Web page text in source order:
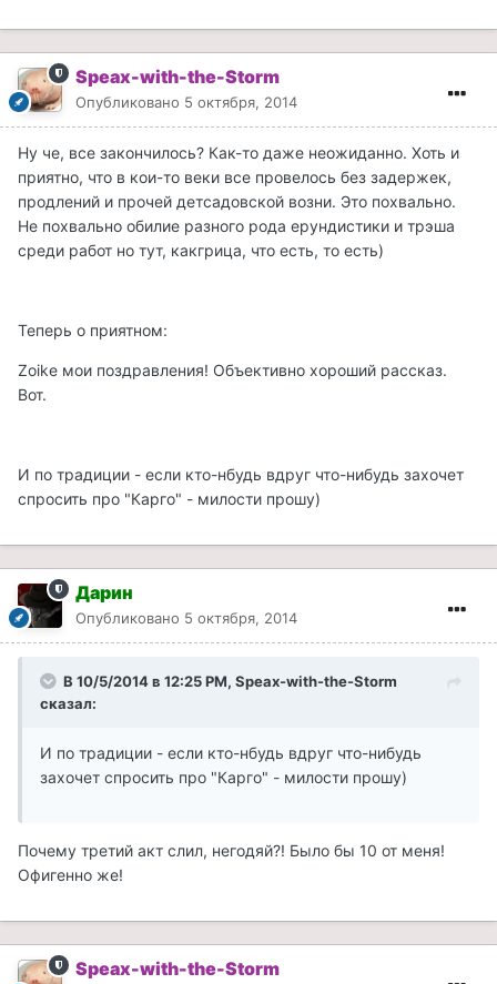
Speax-with-the-Storm
Опубликовано 5 октября, 2014
Ну че, все закончилось? Как-то даже неожиданно. Хоть и
приятно, что в кои-то веки все провелось без задержек,
продлений и прочей детсадовской возни. Это похвально.
Не похвально обилие разного рода ерундистики и трэша
среди работ но тут, какгрица, что есть, то есть)
Теперь о приятном:
Zoike мои поздравления! Объективно хороший рассказ.
Вот.
И по традиции - если кто-нбудь вдруг что-нибудь захочет
спросить про "Карго" - милости прошу)
Дарин
Опубликовано 5 октября, 2014
В 10/5/2014 в 12:25 PM, Speax-with-the-Storm
сказал:
И по традиции - если кто-нбудь вдруг что-нибудь
захочет спросить про "Карго" - милости прошу)
Почему третий акт слил, негодяй?! Было бы 10 от меня!
Офигенно же!
Speax-with-the-Storm